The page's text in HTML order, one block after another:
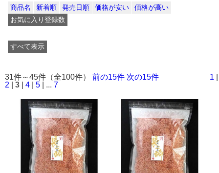
商品名 新着順 発売日順 価格が安い
価格が高い
お気に入り登録数
すべて表示
31件～45件（全100件） 前の15件 次の15件 1
2
3 4 5 | ... 7